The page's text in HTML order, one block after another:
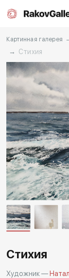
Москва
RU EN
Каталог
О нас
События
Другие проекты
baget
Картинная галерея
→ Стихия
Стихия
Художник —